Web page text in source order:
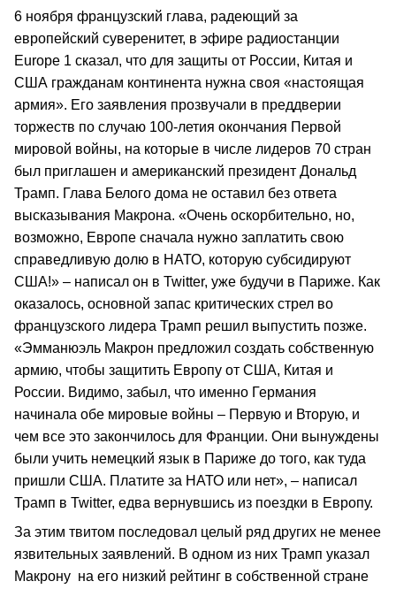
6 ноября французский глава, радеющий за
европейский суверенитет, в эфире радиостанции
Europe 1 сказал, что для защиты от России, Китая и
США гражданам континента нужна своя «настоящая
армия». Его заявления прозвучали в преддверии
торжеств по случаю 100-летия окончания Первой
мировой войны, на которые в числе лидеров 70 стран
был приглашен и американский президент Дональд
Трамп. Глава Белого дома не оставил без ответа
высказывания Макрона. «Очень оскорбительно, но,
возможно, Европе сначала нужно заплатить свою
справедливую долю в НАТО, которую субсидируют
США!» – написал он в Twitter, уже будучи в Париже. Как
оказалось, основной запас критических стрел во
французского лидера Трамп решил выпустить позже.
«Эмманюэль Макрон предложил создать собственную
армию, чтобы защитить Европу от США, Китая и
России. Видимо, забыл, что именно Германия
начинала обе мировые войны – Первую и Вторую, и
чем все это закончилось для Франции. Они вынуждены
были учить немецкий язык в Париже до того, как туда
пришли США. Платите за НАТО или нет», – написал
Трамп в Twitter, едва вернувшись из поездки в Европу.
За этим твитом последовал целый ряд других не менее
язвительных заявлений. В одном из них Трамп указал
Макрону на его низкий рейтинг в собственной стране